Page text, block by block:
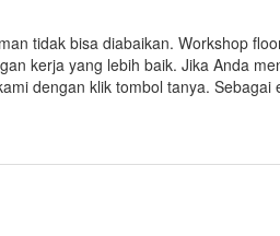
tidak bisa diabaikan. Workshop
kerja yang lebih baik. Jika Anda
dengan klik tombol tanya. Sebagai